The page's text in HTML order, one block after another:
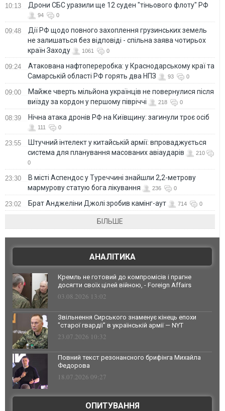
10:13 Дрони СБС уразили ще 12 суден "тіньового флоту" РФ
94 0
09:48
Дії РФ щодо повного захоплення грузинських земель
не залишаться без відповіді - спільна заява чотирьох
країн Заходу
1061 0
09:24
Атакована нафтопереробка: у Краснодарському краї та
Самарській області РФ горять два НПЗ
93 0
09:00
Майже чверть мільйона українців не повернулися після
виїзду за кордон у першому півріччі
218 0
08:39 Нічна атака дронів РФ на Київщину: загинули троє осіб
111 0
23:55
Штучний інтелект у китайській армії: впроваджується
система для планування масованих авіаударів
210
0
23:30
В місті Аспендос у Туреччині знайшли 2,2-метрову
мармурову статую бога лікування
236 0
23:02 Брат Анджеліни Джолі зробив камінг-аут 714 0
БІЛЬШЕ
АНАЛІТИКА
Кремль не готовий до компромісів і прагне
досягти своїх цілей війною, - Foreign Affairs
03.08.2026 13:02
Звільнення Сирського знаменує кінець епохи
"старої гвардії" в українській армії — NYT
23.07.2026 10:32
Повний текст резонансного брифінга Михайла
Федорова
18.07.2026 09:27
ОПИТУВАННЯ